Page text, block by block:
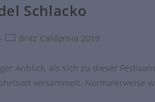
Schlacko
Britz California 2019
Anblick, als sich zu dieser
versammelt.